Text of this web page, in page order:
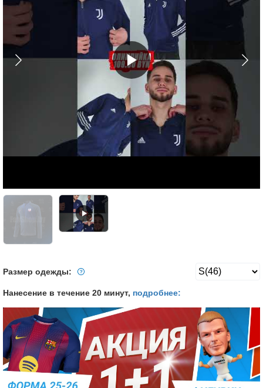
Размер одежды:
Нанесение в течение 20 минут, подробнее: